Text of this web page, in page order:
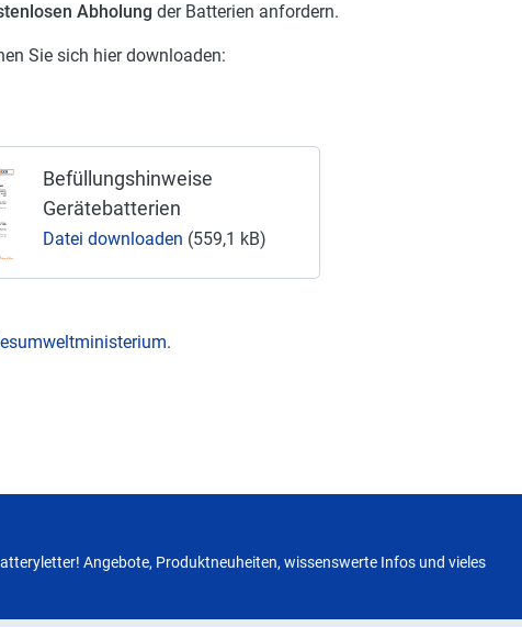
Abholung der Batterien anfordern.
Sie sich hier downloaden:
Befüllungshinweise
Gerätebatterien
Datei downloaden (559,1 kB)
.
Angebote, Produktneuheiten, wissenswerte Infos und vieles